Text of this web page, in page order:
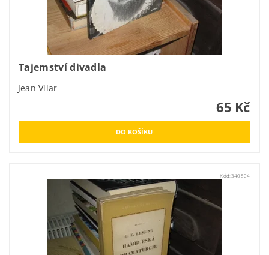
Tajemství divadla
Jean Vilar
65 Kč
Kód: 340804